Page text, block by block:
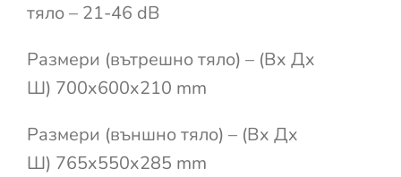
тяло – 21-46 dB
Размери (вътрешно тяло) – (Вx Дx
Ш) 700x600x210 mm
Размери (външно тяло) – (Вx Дx
Ш) 765x550x285 mm